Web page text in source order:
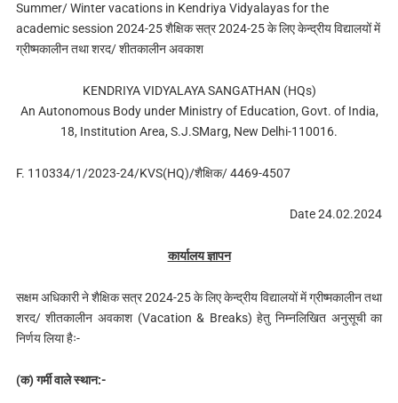
Summer/ Winter vacations in Kendriya Vidyalayas for the
academic session 2024-25 शैक्षिक सत्र 2024-25 के लिए केन्द्रीय विद्यालयों में
ग्रीष्मकालीन तथा शरद/ शीतकालीन अवकाश
KENDRIYA VIDYALAYA SANGATHAN (HQs)
An Autonomous Body under Ministry of Education, Govt. of India,
18, Institution Area, S.J.SMarg, New Delhi-110016.
F. 110334/1/2023-24/KVS(HQ)/शैक्षिक/ 4469-4507
Date 24.02.2024
कार्यालय ज्ञापन
सक्षम अधिकारी ने शैक्षिक सत्र 2024-25 के लिए केन्द्रीय विद्यालयों में ग्रीष्मकालीन तथा
शरद/ शीतकालीन अवकाश (Vacation & Breaks) हेतु निम्नलिखित अनुसूची का
निर्णय लिया हैः-
(क) गर्मी वाले स्थान:-